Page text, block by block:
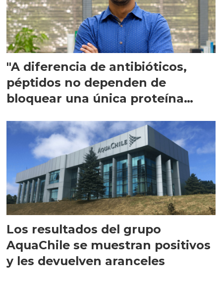
"A diferencia de antibióticos,
péptidos no dependen de
bloquear una única proteína
Los resultados del grupo
AquaChile se muestran positivos
y les devuelven aranceles